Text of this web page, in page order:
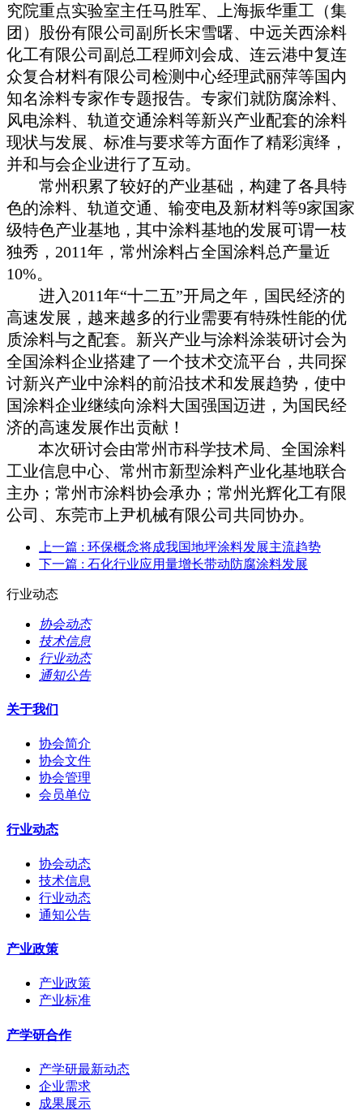
究院重点实验室主任马胜军、上海振华重工（集
团）股份有限公司副所长宋雪曙、中远关西涂料
化工有限公司副总工程师刘会成、连云港中复连
众复合材料有限公司检测中心经理武丽萍等国内
知名涂料专家作专题报告。专家们就防腐涂料、
风电涂料、轨道交通涂料等新兴产业配套的涂料
现状与发展、标准与要求等方面作了精彩演绎，
并和与会企业进行了互动。
常州积累了较好的产业基础，构建了各具特
色的涂料、轨道交通、输变电及新材料等9家国家
级特色产业基地，其中涂料基地的发展可谓一枝
独秀， 2011年，常州涂料占全国涂料总产量近
10%。
进入 2011年“十二五”开局之年，国民经济的
高速发展，越来越多的行业需要有特殊性能的优
质涂料与之配套。新兴产业与涂料涂装研讨会为
全国涂料企业搭建了一个技术交流平台，共同探
讨新兴产业中涂料的前沿技术和发展趋势，使中
国涂料企业继续向涂料大国强国迈进，为国民经
济的高速发展作出贡献！
本次研讨会由常州市科学技术局、全国涂料
工业信息中心、常州市新型涂料产业化基地联合
主办；常州市涂料协会承办；常州光辉化工有限
公司、东莞市上尹机械有限公司共同协办。
上一篇 : 环保概念将成我国地坪涂料发展主流趋势
下一篇 : 石化行业应用量增长带动防腐涂料发展
行业动态
协会动态
技术信息
行业动态
通知公告
关于我们
协会简介
协会文件
协会管理
会员单位
行业动态
协会动态
技术信息
行业动态
通知公告
产业政策
产业政策
产业标准
产学研合作
产学研最新动态
企业需求
成果展示